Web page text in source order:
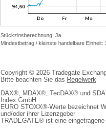
Stückzinsberechnung: Ja
Mindestbetrag / kleinste handelbare Einheit:
Copyright © 2026 Tradegate
Bitte beachten Sie das Regelwerk
DAX®, MDAX®, TecDAX® und
Index GmbH
EURO STOXX®-Werte bezeichnet
und/oder ihrer Lizenzgeber
TRADEGATE® ist eine